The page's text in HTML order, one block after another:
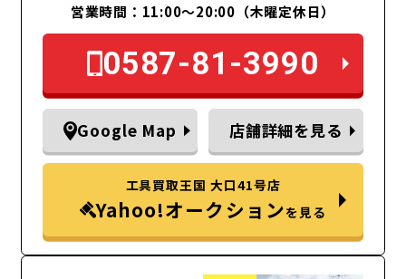
営業時間：11:00～20:00（木曜定休日）
0587-81-3990
Google Map 店舗詳細を見る
工具買取王国 大口41号店
Yahoo!オークションを見る